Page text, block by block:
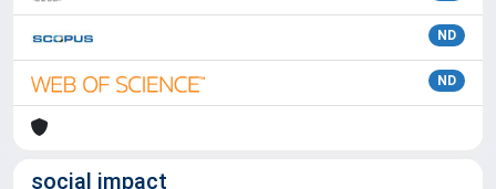
ND
ND
social impact